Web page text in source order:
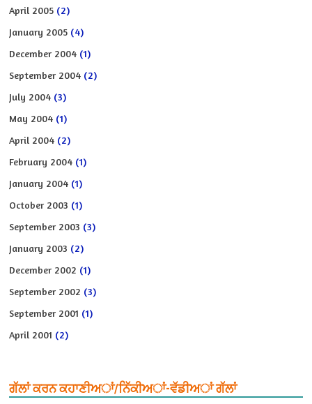
April 2005 (2)
January 2005 (4)
December 2004 (1)
September 2004 (2)
July 2004 (3)
May 2004 (1)
April 2004 (2)
February 2004 (1)
January 2004 (1)
October 2003 (1)
September 2003 (3)
January 2003 (2)
December 2002 (1)
September 2002 (3)
September 2001 (1)
April 2001 (2)
ਗੱਲਾਂ ਕਰਨ ਕਹਾਣੀਅਾਂ/ਨਿੱਕੀਅਾਂ-ਵੱਡੀਅਾਂ ਗੱਲਾਂ